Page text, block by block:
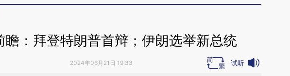
瞻：拜登特朗普首辩；伊朗选举新总统
2024年06月21日 19:33 试听